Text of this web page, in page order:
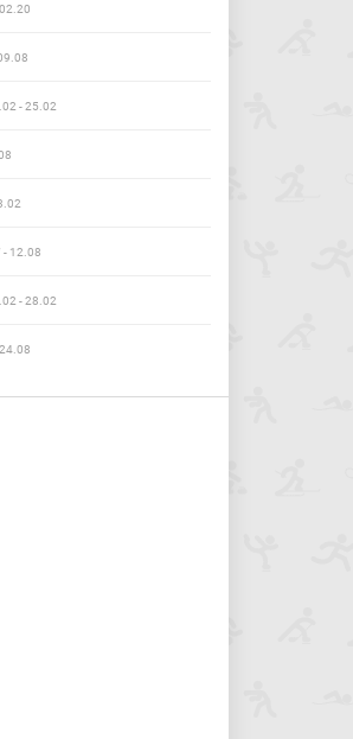
- 25.02
- 12.08
- 28.02